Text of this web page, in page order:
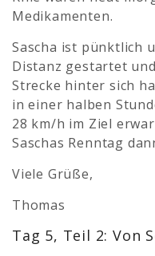
Medikamenten.
Sascha ist pünktlich
Distanz gestartet
Strecke hinter sich
in einer halben
28 km/h im Ziel
Saschas Renntag
Viele Grüße,
Thomas
Tag 5, Teil 2: Von